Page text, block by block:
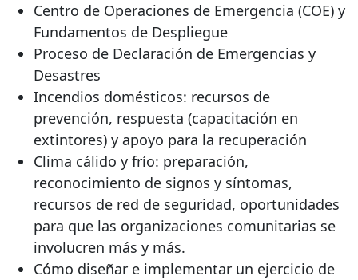
Centro de Operaciones de Emergencia (COE) y
Fundamentos de Despliegue
Proceso de Declaración de Emergencias y
Desastres
Incendios domésticos: recursos de
prevención, respuesta (capacitación en
extintores) y apoyo para la recuperación
Clima cálido y frío: preparación,
reconocimiento de signos y síntomas,
recursos de red de seguridad, oportunidades
para que las organizaciones comunitarias se
involucren más y más.
Cómo diseñar e implementar un ejercicio de